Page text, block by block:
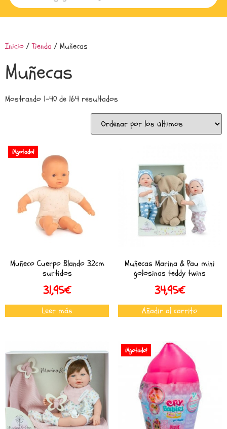
Inicio /Tienda / Muñecas
Muñecas
Mostrando 1–40 de 164 resultados
¡Agotado!
Muñeco Cuerpo Blando 32cm
surtidos
31,95€
Leer más
Muñecas Marina & Pau mini
golosinas teddy twins
34,95€
Añadir al carrito
¡Agotado!